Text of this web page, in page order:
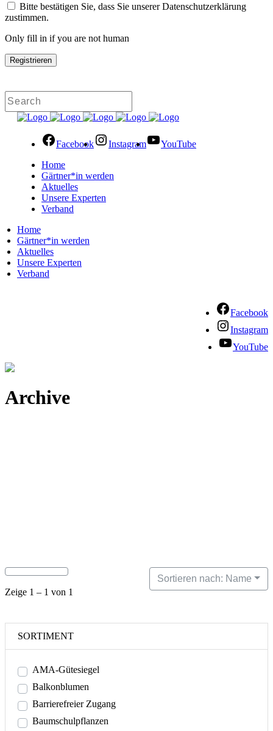
Bitte bestätigen Sie, dass Sie unserer Datenschutzerklärung
zustimmen.
Only fill in if you are not human
Facebook Instagram
YouTube
Home
Gärtner*in werden
Aktuelles
Unsere Experten
Verband
Home
Gärtner*in werden
Aktuelles
Unsere Experten
Verband
Facebook
Instagram
YouTube
Archive
Zeige 1 – 1 von 1
Sortieren nach: Name
SORTIMENT
AMA-Gütesiegel
Balkonblumen
Barrierefreier Zugang
Baumschulpflanzen